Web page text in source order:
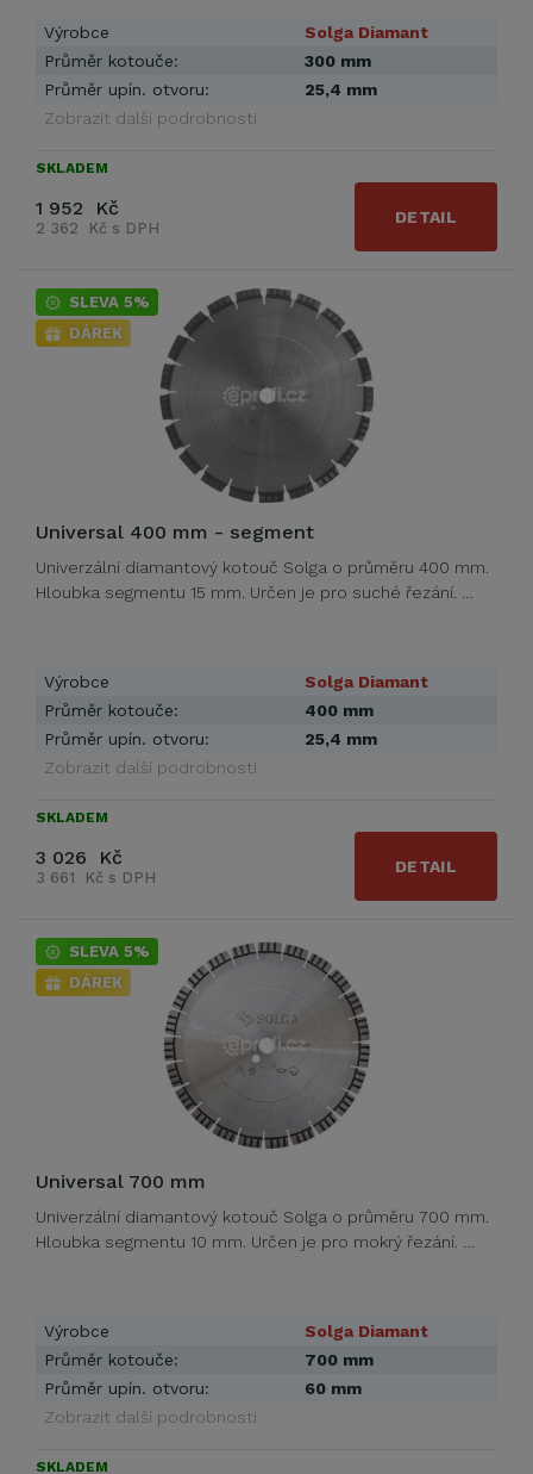
Výrobce
Solga Diamant
Průměr kotouče:
300 mm
Průměr upín. otvoru:
25,4 mm
Zobrazit další podrobnosti
SKLADEM
1 952 Kč
2 362 Kč s DPH
DETAIL
SLEVA 5%
DÁREK
Universal 400 mm - segment
Univerzální diamantový kotouč Solga o průměru 400 mm.
Hloubka segmentu 15 mm. Určen je pro suché řezání. …
Výrobce
Solga Diamant
Průměr kotouče:
400 mm
Průměr upín. otvoru:
25,4 mm
Zobrazit další podrobnosti
SKLADEM
3 026 Kč
3 661 Kč s DPH
DETAIL
SLEVA 5%
DÁREK
Universal 700 mm
Univerzální diamantový kotouč Solga o průměru 700 mm.
Hloubka segmentu 10 mm. Určen je pro mokrý řezání. …
Výrobce
Solga Diamant
Průměr kotouče:
700 mm
Průměr upín. otvoru:
60 mm
Zobrazit další podrobnosti
SKLADEM